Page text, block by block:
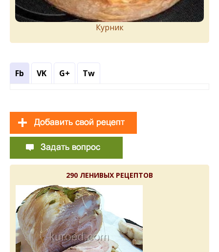
Курник
Fb VK G+ Tw
290 ЛЕНИВЫХ РЕЦЕПТОВ